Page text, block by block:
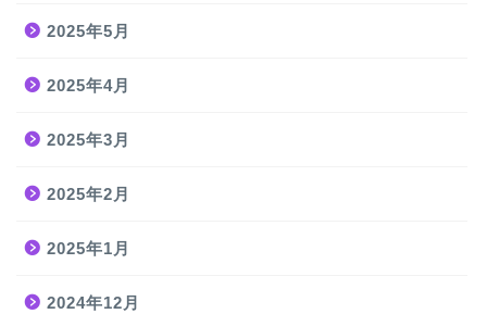
2025年5月
2025年4月
2025年3月
2025年2月
2025年1月
2024年12月